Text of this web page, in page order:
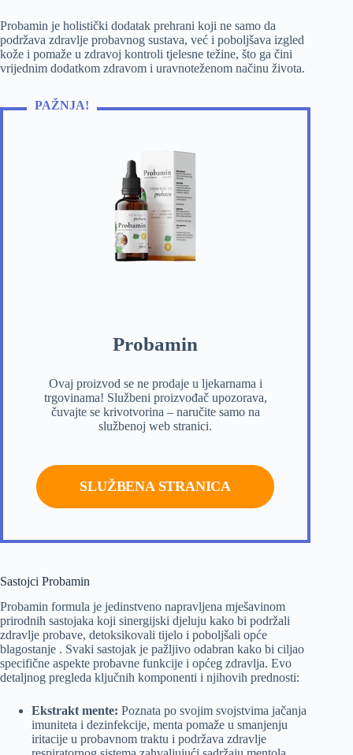
Probamin je holistički dodatak prehrani koji ne samo da
podržava zdravlje probavnog sustava, već i poboljšava izgled
kože i pomaže u zdravoj kontroli tjelesne težine, što ga čini
vrijednim dodatkom zdravom i uravnoteženom načinu života.
PAŽNJA!
Probamin
Ovaj proizvod se ne prodaje u ljekarnama i
trgovinama! Službeni proizvođač upozorava,
čuvajte se krivotvorina – naručite samo na
službenoj web stranici.
SLUŽBENA STRANICA
Sastojci Probamin
Probamin formula je jedinstveno napravljena mješavinom
prirodnih sastojaka koji sinergijski djeluju kako bi podržali
zdravlje probave, detoksikovali tijelo i poboljšali opće
blagostanje . Svaki sastojak je pažljivo odabran kako bi ciljao
specifične aspekte probavne funkcije i općeg zdravlja. Evo
detaljnog pregleda ključnih komponenti i njihovih prednosti:
Ekstrakt mente: Poznata po svojim svojstvima jačanja
imuniteta i dezinfekcije, menta pomaže u smanjenju
iritacije u probavnom traktu i podržava zdravlje